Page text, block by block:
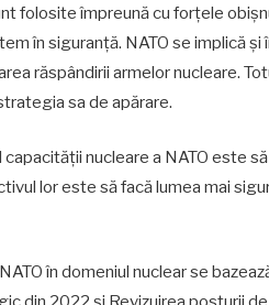
folosite împreună cu forțele
în siguranță. NATO se implică
răspândirii armelor nucleare.
sa de apărare.
capacității nucleare a NATO este
lor este să facă lumea mai
în domeniul nuclear se